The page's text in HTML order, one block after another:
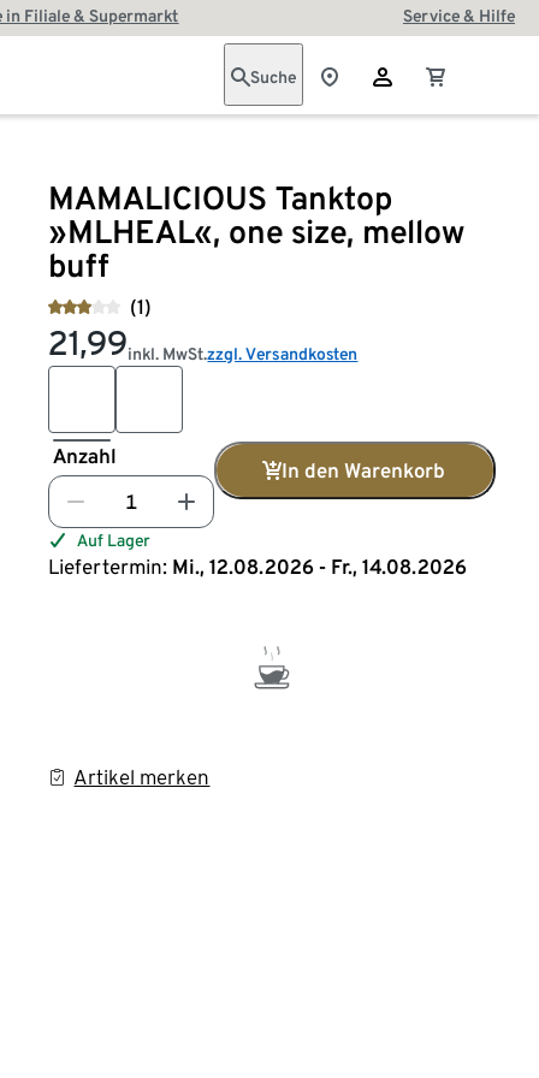
in Filiale & Supermarkt Service & Hilfe
Suche
MAMALICIOUS Tanktop
»MLHEAL«, one size, mellow
buff
(1)
21,99inkl. MwSt.zzgl. Versandkosten
Anzahl
In den Warenkorb
Auf Lager
Liefertermin: Mi., 12.08.2026 - Fr., 14.08.2026
Artikel merken